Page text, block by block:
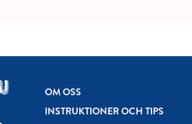
OM OSS
INSTRUKTIONER OCH TIPS